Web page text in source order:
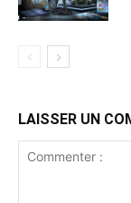
LAISSER UN